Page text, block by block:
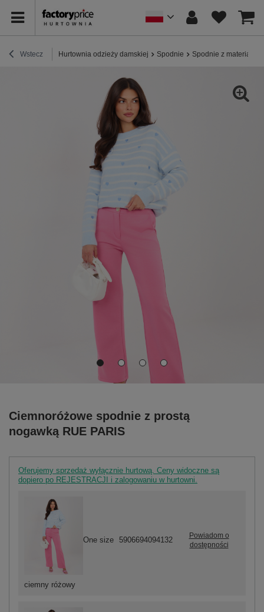
Wstecz Hurtownia odzieży damskiej Spodnie Spodnie z materiału
Ciemnoróżowe spodnie z prostą
nogawką RUE PARIS
Oferujemy sprzedaż wyłącznie hurtową. Ceny widoczne są
dopiero po REJESTRACJI i zalogowaniu w hurtowni.
ciemny różowy
One size 5906694094132
Powiadom o
dostępności